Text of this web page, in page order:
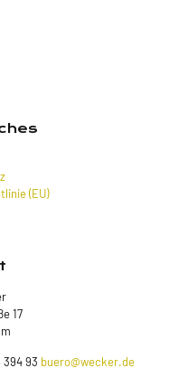
(EU)
17
394 93 buero@wecker.de